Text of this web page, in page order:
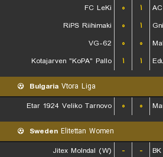
FC LeKi
۰ ۱
RiPS Riihimaki
۰ ۱
VG-62
۰ ۰
Kotajarven "KoPA" Pallo
۱ ۱
Bulgaria Vtora Liga
Etar 1924 Veliko Tarnovo
۰ ۰
Sweden Elitettan Women
Jitex Molndal (W)
- -